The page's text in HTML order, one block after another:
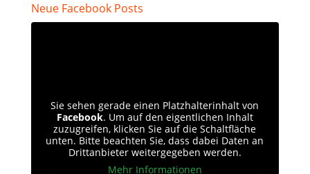
Neue Facebook Posts
Sie sehen gerade einen Platzhalterinhalt von
Facebook. Um auf den eigentlichen Inhalt
zuzugreifen, klicken Sie auf die Schaltfläche
unten. Bitte beachten Sie, dass dabei Daten an
Drittanbieter weitergegeben werden.
Mehr Informationen